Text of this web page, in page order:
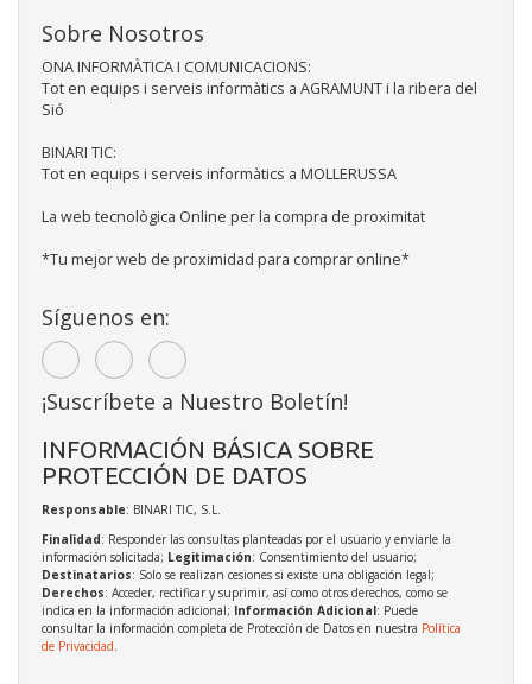
Sobre Nosotros
ONA INFORMÀTICA I COMUNICACIONS:
Tot en equips i serveis informàtics a AGRAMUNT i la ribera del
Sió
BINARI TIC:
Tot en equips i serveis informàtics a MOLLERUSSA
La web tecnològica Online per la compra de proximitat
*Tu mejor web de proximidad para comprar online*
Síguenos en:
¡Suscríbete a Nuestro Boletín!
INFORMACIÓN BÁSICA SOBRE
PROTECCIÓN DE DATOS
Responsable: BINARI TIC, S.L.
Finalidad: Responder las consultas planteadas por el usuario y enviarle la
información solicitada; Legitimación: Consentimiento del usuario;
Destinatarios: Solo se realizan cesiones si existe una obligación legal;
Derechos: Acceder, rectificar y suprimir, así como otros derechos, como se
indica en la información adicional; Información Adicional: Puede
consultar la información completa de Protección de Datos en nuestra Política
de Privacidad.